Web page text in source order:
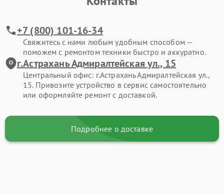
+7 (800) 101-16-34
Свяжитесь с нами любым удобным способом —
поможем с ремонтом техники быстро и аккуратно.
г.Астрахань Адмиралтейская ул., 15
Центральный офис: г.Астрахань Адмиралтейская ул.,
15. Привозите устройство в сервис самостоятельно
или оформляйте ремонт с доставкой.
Подробнее о доставке